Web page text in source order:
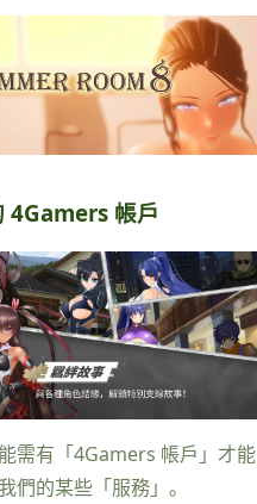
4Gamers 帳戶
需有「4Gamers 帳戶」才能
們的某些「服務」。